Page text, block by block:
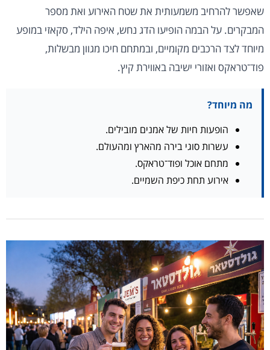
שאפשר להרחיב משמעותית את שטח האירוע ואת מספר
המבקרים. על הבמה הופיעו הדג נחש, איפה הילד, סקאזי במופע
מיוחד לצד הרכבים מקומיים, ובמתחם חיכו מגוון מבשלות,
פוד־טראקס ואזורי ישיבה באווירת קיץ.
מה מיוחד?
הופעות חיות של אמנים מובילים.
עשרות סוגי בירה מהארץ ומהעולם.
מתחם אוכל ופוד־טראקס.
אירוע תחת כיפת השמיים.